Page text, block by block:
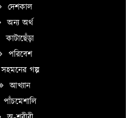
দেশকাল
অন্য অর্থ
কাটাছেঁড়া
পরিবেশ
সহমনের গল্প
আখ্যান
পাঁচমেশালি